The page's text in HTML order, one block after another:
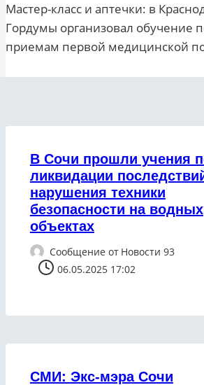
по
записям
Мастер-класс и аптечки: в
Гордумы организовал обучение
приемам первой медицинской
В Сочи прошли учения
ликвидации
нарушения техники
безопасности на водных
объектах
Сообщение от Новости 93
06.05.2025 17:02
СМИ: Экс-мэра Сочи